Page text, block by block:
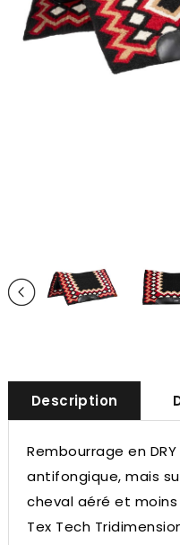
Description
Rembourrage en
antifongique, mais
cheval aéré et
Tex Tech